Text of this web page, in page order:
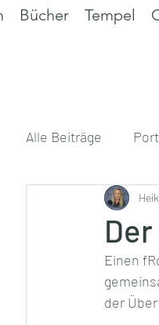
Bücher Tempel
Alle Beiträge
Ernährung
Einen
der